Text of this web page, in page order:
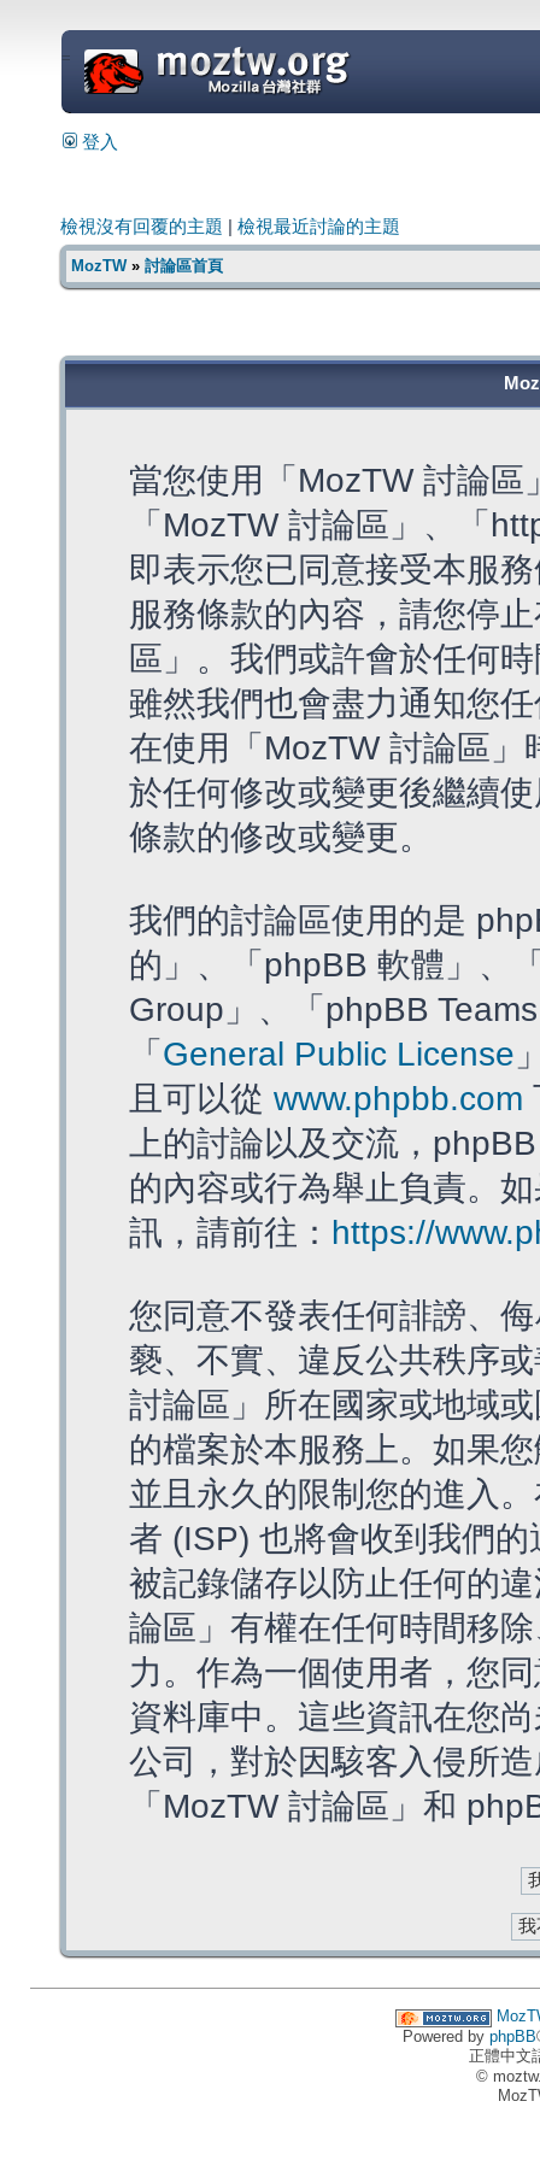
=
登入
檢視沒有回覆的主題 檢視最近討論的主題
MozTW» 討論區首頁
當您使用「MozTW 討論
「MozTW 討論區」、「
即表示您已同意接受本服
服務條款的內容，請您停
區」。我們或許會於任何
雖然我們也會盡力通知您
在使用「MozTW 討論區
於任何修改或變更後繼續
條款的修改或變更。
我們的討論區使用的是
的」、「phpBB 軟體」、
Group」、「phpBB
「 General Public License
且可以從 www.phpbb.com
上的討論以及交流，
的內容或行為舉止負責。
訊，請前往： https://
您同意不發表任何誹謗、
褻、不實、違反公共秩序
討論區」所在國家或地域
的檔案於本服務上。如果
並且永久的限制您的進入
者 (ISP) 也將會收到我們
被記錄儲存以防止任何的
論區」有權在任何時間移
力。作為一個使用者，您
資料庫中。這些資訊在您
公司，對於因駭客入侵所
「MozTW 討論區」和
Powered by phpBB
正體中文
©